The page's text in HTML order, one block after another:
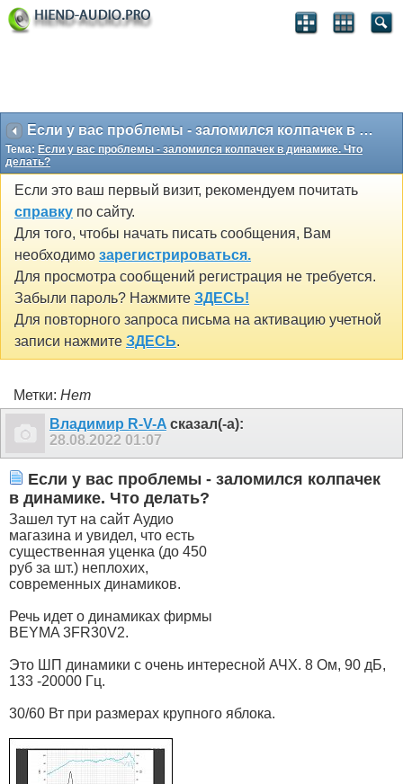
Если у вас проблемы - заломился колпачек в динамике. Что делать?
Тема: Если у вас проблемы - заломился колпачек в динамике. Что
делать?
Если это ваш первый визит, рекомендуем почитать
справку по сайту.
Для того, чтобы начать писать сообщения, Вам
необходимо зарегистрироваться.
Для просмотра сообщений регистрация не требуется.
Забыли пароль? Нажмите ЗДЕСЬ!
Для повторного запроса письма на активацию учетной
записи нажмите ЗДЕСЬ.
Метки: Нет
Владимир R-V-A сказал(-а):
28.08.2022 01:07
Если у вас проблемы - заломился колпачек
в динамике. Что делать?
Зашел тут на сайт Аудио
магазина и увидел, что есть
существенная уценка (до 450
руб за шт.) неплохих,
современных динамиков.
Речь идет о динамиках фирмы
BEYMA 3FR30V2.
Это ШП динамики с очень интересной АЧХ. 8 Ом, 90 дБ,
133 -20000 Гц.
30/60 Вт при размерах крупного яблока.